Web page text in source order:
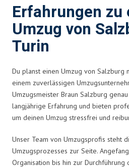
Erfahrungen zu
Umzug von
Turin
Du planst einen Umzug von Salzburg
einem zuverlässigen
Umzugsmeister Braun Salzburg
langjährige Erfahrung und bieten
um deinen Umzug stressfrei und
Unser Team von Umzugsprofis steht
Umzugsprozesses zur Seite.
Organisation bis hin zur Durchführung